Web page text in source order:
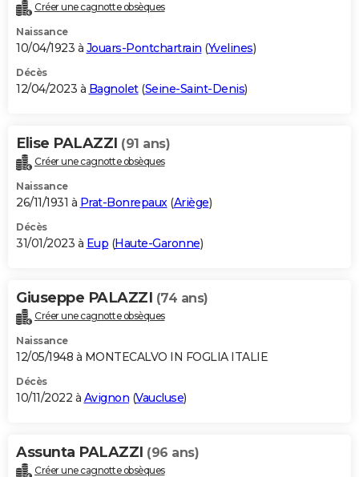
Créer une cagnotte obsèques
Naissance
10/04/1923 à Jouars-Pontchartrain (Yvelines)
Décès
12/04/2023 à Bagnolet(Seine-Saint-Denis)
Elise PALAZZI (91 ans)
Créer une cagnotte obsèques
Naissance
26/11/1931 à Prat-Bonrepaux(Ariège)
Décès
31/01/2023 à Eup (Haute-Garonne)
Giuseppe PALAZZI (74 ans)
Créer une cagnotte obsèques
Naissance
12/05/1948 à MONTECALVO IN FOGLIA ITALIE
Décès
10/11/2022 à Avignon (Vaucluse)
Assunta PALAZZI (96 ans)
Créer une cagnotte obsèques